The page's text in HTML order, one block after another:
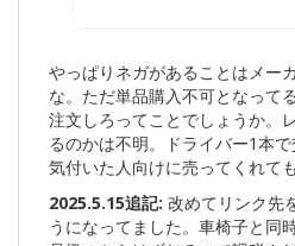
やっぱりネガがあることはメー
な。ただ単品購入不可となって
注文しろってことでしょうか。
るのかは不明。ドライバー1本
気付いた人向けに売ってくれて
2025.5.15追記: 改めてリンク先
うになってました。車椅子と同